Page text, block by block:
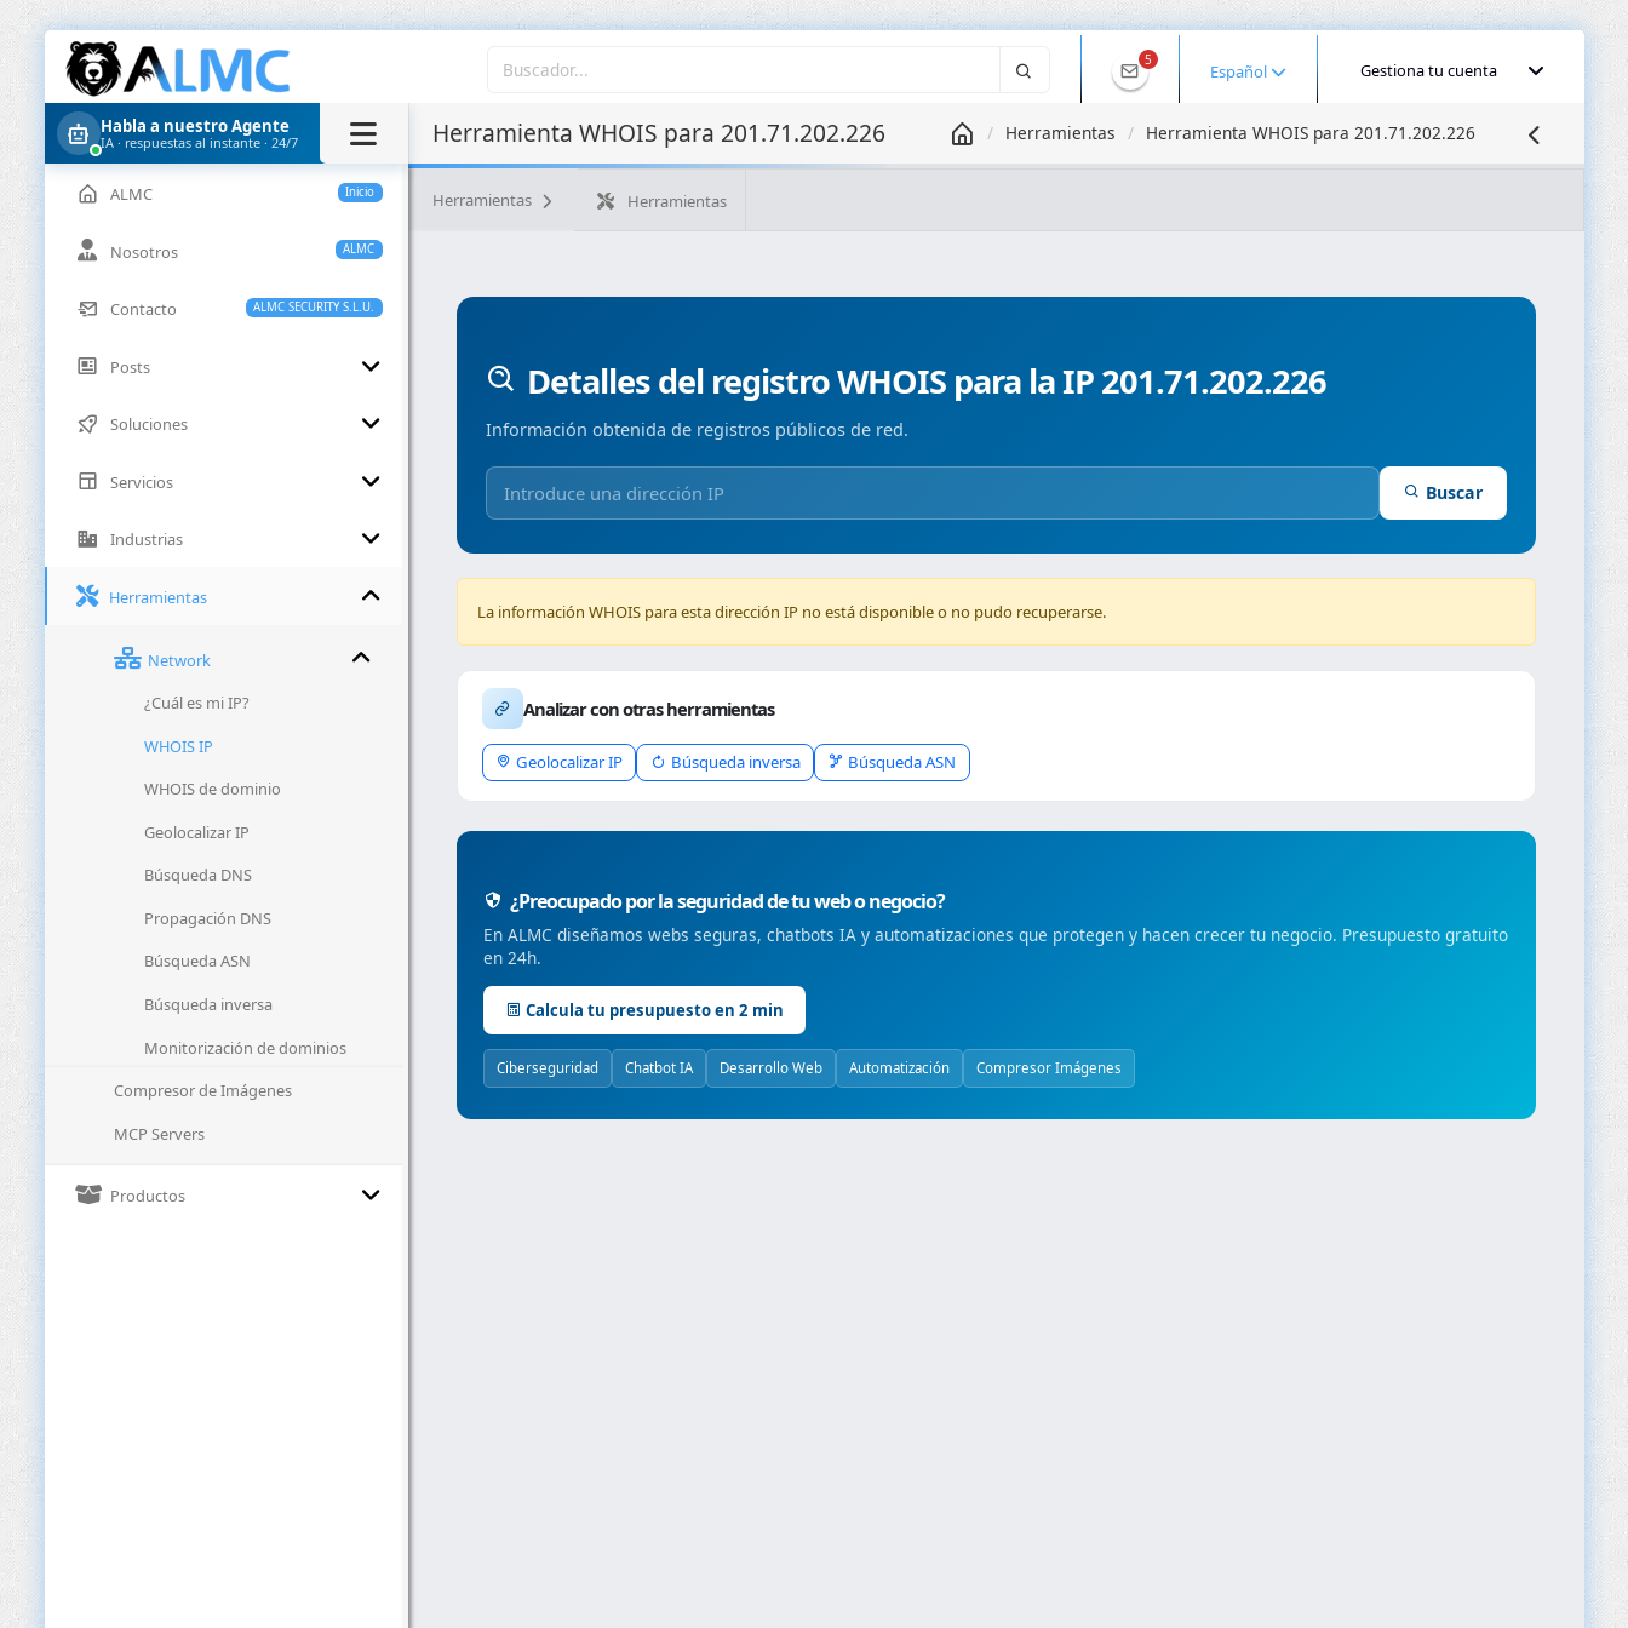
5
Español Gestiona tu cuenta
Habla a nuestro Agente
IA · respuestas al instante · 24/7
Inicio
ALMC
ALMC
Nosotros
ALMC SECURITY S.L.U.
Contacto
Posts
Soluciones
Servicios
Industrias
Herramientas
Network
¿Cuál es mi IP?
WHOIS IP
WHOIS de dominio
Geolocalizar IP
Búsqueda DNS
Propagación DNS
Búsqueda ASN
Búsqueda inversa
Monitorización de dominios
Compresor de Imágenes
MCP Servers
Productos
Herramienta WHOIS para 201.71.202.226 Herramientas Herramienta WHOIS para 201.71.202.226
Herramientas Herramientas
Detalles del registro WHOIS para la IP 201.71.202.226
Información obtenida de registros públicos de red.
Buscar
La información WHOIS para esta dirección IP no está disponible o no pudo recuperarse.
Analizar con otras herramientas
Geolocalizar IP Búsqueda inversa Búsqueda ASN
¿Preocupado por la seguridad de tu web o negocio?
En ALMC diseñamos webs seguras, chatbots IA y automatizaciones que protegen y hacen crecer tu negocio. Presupuesto gratuito
en 24h.
Calcula tu presupuesto en 2 min
Ciberseguridad Chatbot IA Desarrollo Web Automatización Compresor Imágenes